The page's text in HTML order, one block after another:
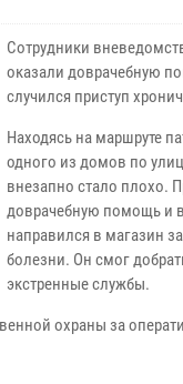
Сотрудники
оказали доврачебную
случился приступ
Находясь на маршруте
одного из домов по
внезапно стало плохо.
доврачебную помощь и
направился в магазин
болезни. Он смог
экстренные службы.
охраны за